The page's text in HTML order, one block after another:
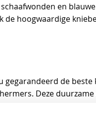
en
hoogwaardige
de
Deze
knie en onderbeen
pasvorm, is
u automatisch de